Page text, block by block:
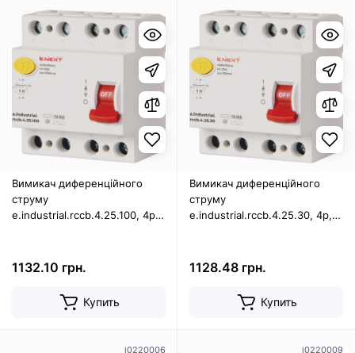
Вимикач диференційного
струму
e.industrial.rccb.4.25.100, 4р,
1132.10 грн.
Купить
Вимикач диференційного
струму
e.industrial.rccb.4.25.30, 4р,
1128.48 грн.
Купить
i0220006 i0220009